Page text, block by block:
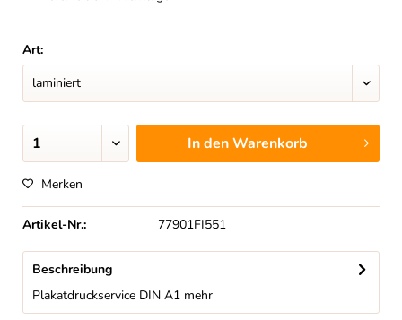
Art:
In denWarenkorb
Merken
Artikel-Nr.: 77901FI551
Beschreibung
Plakatdruckservice DIN A1 mehr